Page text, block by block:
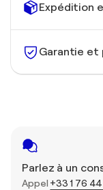
Expédition
Garantie et
Parlez à un
Appel +33 1 76